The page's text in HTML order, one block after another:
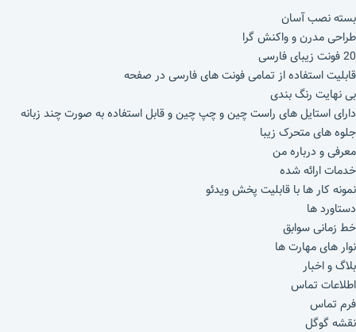
بسته نصب آسان
طراحی مدرن و واکنش گرا
20 فونت زیبای فارسی
قابلیت استفاده از تمامی فونت های فارسی در صفحه
بی نهایت رنگ بندی
دارای استایل های راست چین و چپ چین و قابل استفاده به صورت چند زبانه
جلوه های متحرک زیبا
معرفی و درباره من
خدمات ارائه شده
نمونه کار ها با قابلیت پخش ویدئو
دستاورد ها
خط زمانی سوابق
نوار های مهارت ها
بلاگ و اخبار
اطلاعات تماس
فرم تماس
نقشه گوگل